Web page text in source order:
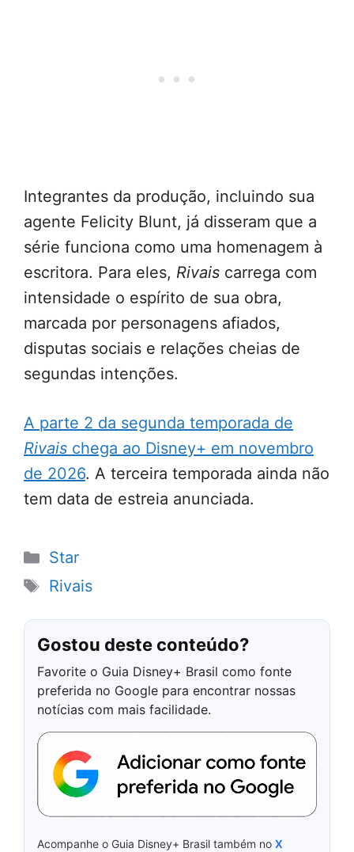
Integrantes da produção, incluindo sua
agente Felicity Blunt, já disseram que a
série funciona como uma homenagem à
escritora. Para eles, Rivais carrega com
intensidade o espírito de sua obra,
marcada por personagens afiados,
disputas sociais e relações cheias de
segundas intenções.
A parte 2 da segunda temporada de
Rivais chega ao Disney+ em novembro
de 2026. A terceira temporada ainda não
tem data de estreia anunciada.
Categorias
Star
Tags
Rivais
Gostou deste conteúdo?
Favorite o Guia Disney+ Brasil como fonte
preferida no Google para encontrar nossas
notícias com mais facilidade.
Acompanhe o Guia Disney+ Brasil também no X